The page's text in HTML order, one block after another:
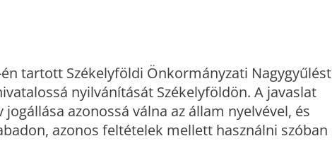
tartott Székelyföldi Önkormányzati Nagygyűlést
nyilvánítását Székelyföldön. A javaslat
azonossá válna az állam nyelvével, és
azonos feltételek mellett használni szóban